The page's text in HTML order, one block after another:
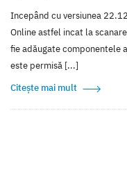
Incepând cu versiunea
Online astfel incat la
fie adăugate componentele
este permisă [...]
Citește mai mult